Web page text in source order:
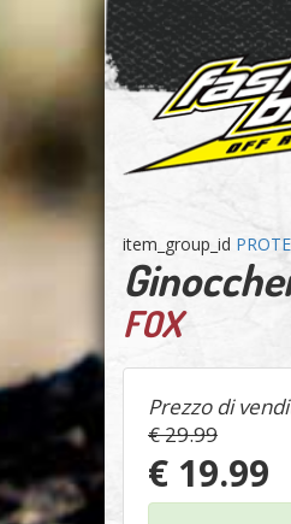
item_group_id
FOX
Prezzo di
€ 29.99
€ 19.99